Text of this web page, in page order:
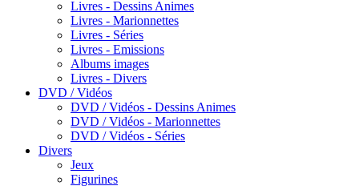
Livres - Dessins Animes
Livres - Marionnettes
Livres - Séries
Livres - Emissions
Albums images
Livres - Divers
DVD / Vidéos
DVD / Vidéos - Dessins Animes
DVD / Vidéos - Marionnettes
DVD / Vidéos - Séries
Divers
Jeux
Figurines